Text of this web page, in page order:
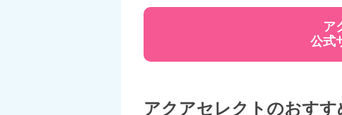
ア
公式
アクアセレクトのおすす